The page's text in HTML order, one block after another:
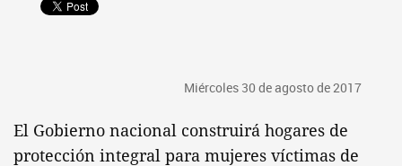
Miércoles 30 de agosto de 2017
El Gobierno nacional construirá hogares de
protección integral para mujeres víctimas de